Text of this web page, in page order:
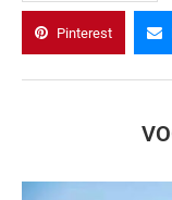
Pinterest